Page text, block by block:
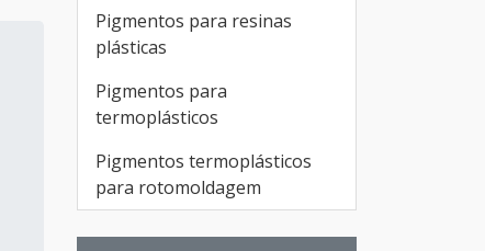
Pigmentos para resinas
plásticas
Pigmentos para
termoplásticos
Pigmentos termoplásticos
para rotomoldagem